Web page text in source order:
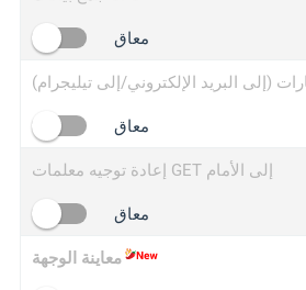
iplogger.cn
معاق
(إلى البريد الإلكتروني/إلى تيليجرام)
معاق
إعادة توجيه معلمات GET إلى الأمام
معاق
معاينة الوجهة